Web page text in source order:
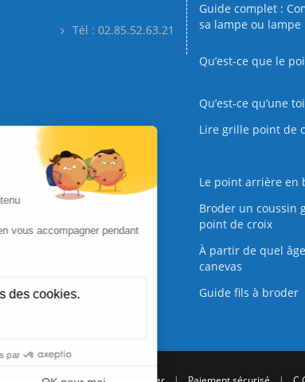
Tél : 02.85.52.63.21
Guide complet :
sa lampe ou lampe
Qu’est-ce que le
Qu’est‑ce qu’une
Lire grille point de
Le point arrière en
Broder un coussin
point de croix
À partir de quel
canevas
Guide fils à broder